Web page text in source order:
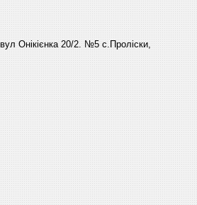
Онікієнка 20/2. №5 с.Проліски,